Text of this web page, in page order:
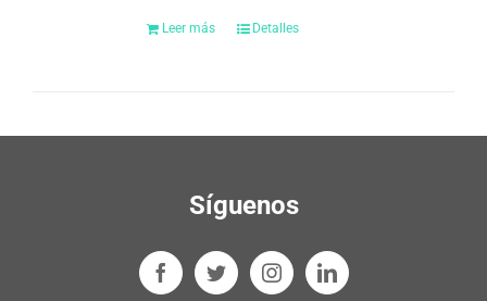
Leer más Detalles
Síguenos